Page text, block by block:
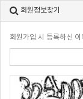
회원정보찾기
회원가입 시 등록하신